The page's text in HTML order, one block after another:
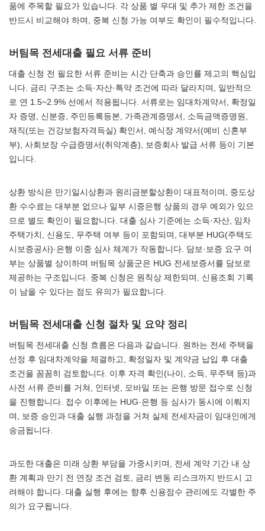
품에 주목할 필요가 있습니다. 각 상품 별 우대 및 추가 제한 조건을
반드시 비교해야 하며, 중복 신청 가능 여부도 확인이 필수적입니다.
버팀목 전세대출 필요 서류 준비
대출 신청 전 필요한 서류 준비는 시간 단축과 승인률 제고의 핵심입
니다. 금리 구조는 소득·자산·특약 조건에 따라 달라지며, 일반적으
로 연 1.5~2.9% 선에서 적용됩니다. 서류로는 임대차계약서, 확정일
자 증명, 신분증, 주민등록등본, 가족관계증명서, 소득금액증명원,
재직(또는 건강보험자격득실) 확인서, 예식장 계약서(예비 신혼부
부), 사회보장 수급증명서(취약계층), 보증회사 발급 서류 등이 기본
입니다.
상환 방식은 만기일시상환과 원리금분할상환이 대표적이며, 중도상
환 수수료는 대부분 없으나 일부 시중은행 상품의 경우 예외가 있으
므로 별도 확인이 필요합니다. 대출 심사 기준에는 소득·자산, 임차
주택가치, 신용도, 무주택 여부 등이 포함되며, 대부분 HUG(주택도
시보증공사)·은행 이중 심사 체계가 작동합니다. 담보·보증 요구 여
부는 상품별 상이하며 버팀목 상품군은 HUG 전세보증서를 담보로
제공하는 구조입니다. 중복 신청은 원칙상 제한되며, 신용조회 기록
이 남을 수 있다는 점도 유의가 필요합니다.
버팀목 전세대출 신청 절차 및 요약 정리
버팀목 전세대출 신청 흐름은 다음과 같습니다. 원하는 전세 주택을
선정 후 임대차계약을 체결하고, 확정일자 및 계약금 납입 후 대출
조건을 꼼꼼히 검토합니다. 이후 자격 확인(나이, 소득, 무주택 등)과
사전 서류 준비를 거쳐, 인터넷, 모바일 또는 은행 방문 접수로 신청
을 진행합니다. 접수 이후에는 HUG·은행 등 심사가 동시에 이뤄지
며, 보증 승인과 대출 실행 과정을 거쳐 실제 전세자금이 임대인에게
송금됩니다.
과도한 대출은 미래 상환 부담을 가중시키며, 전세 계약 기간 내 상
환 계획과 만기 전 연장 조건 검토, 금리 변동 리스크까지 반드시 고
려해야 합니다. 대출 실행 후에는 향후 신용점수 관리에도 각별한 주
의가 요구됩니다.